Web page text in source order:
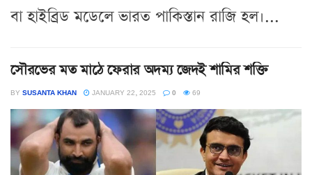
বা হাইব্রিড মডেলে ভারত পাকিস্তান রাজি হল।...
সৌরভের মত মাঠে ফেরার অদম্য জেদই শামির শক্তি
BY SUSANTA KHAN JANUARY 22, 2025 0 69